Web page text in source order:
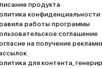
продукта
конфиденциальности
работы программы
соглашение
на получение
для контента,